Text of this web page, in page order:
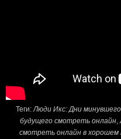
Теги: Люди Икс: Дни
будущего смотреть онлайн
смотреть онлайн в хорошем